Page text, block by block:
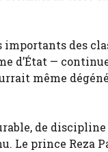
importants des
d’État —
même
de
Le prince Reza